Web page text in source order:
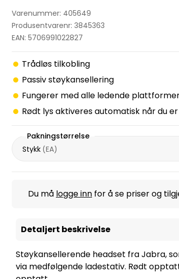
Varenummer: 405649
Produsentvarenr: 3845363
EAN: 5706991022827
Trådløs tilkobling
Passiv støykansellering
Fungerer med alle ledende
Rødt lys aktiveres automatisk når du
Pakningstørrelse
Stykk (EA)
Du må logge inn for å se priser og
Detaljert beskrivelse
Støykansellerende headset fra Jabra,
via medfølgende ladestativ. Rødt